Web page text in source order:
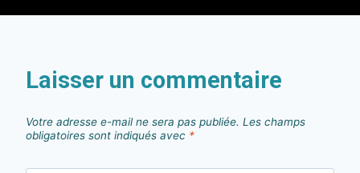
Laisser un commentaire
Votre adresse e-mail ne sera pas publiée. Les champs
obligatoires sont indiqués avec *